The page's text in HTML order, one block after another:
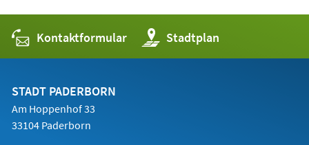
Kontaktformular Stadtplan
(Öffnet
in
einem
STADT PADERBORN
Am Hoppenhof 33
33104 Paderborn